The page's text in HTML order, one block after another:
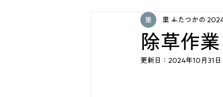
除草作
里 ふたつかの
更新日： 2024年10月31日